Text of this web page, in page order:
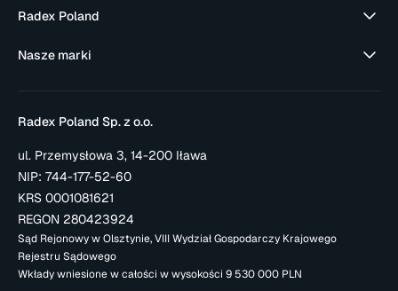
Radex Poland
Nasze marki
Radex Poland Sp. z o.o.
ul. Przemysłowa 3, 14-200 Iława
NIP: 744-177-52-60
KRS 0001081621
REGON 280423924
Sąd Rejonowy w Olsztynie, VIII Wydział Gospodarczy Krajowego
Rejestru Sądowego
Wkłady wniesione w całości w wysokości 9 530 000 PLN